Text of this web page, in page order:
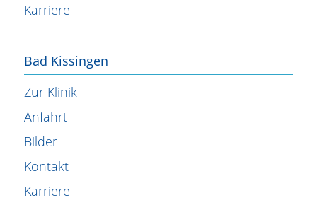
Karriere
Bad Kissingen
Zur Klinik
Anfahrt
Bilder
Kontakt
Karriere